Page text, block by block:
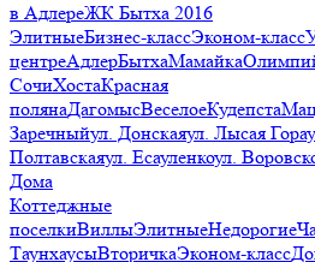
в АдлереЖК Бытха 2016
ЭлитныеБизнес-классЭконом-класс
центреАдлерБытхаМамайка
СочиХостаКрасная
полянаДагомысВеселоеКудепста
Заречныйул. Донскаяул. Лысая Гора
Полтавскаяул. Есауленкоул.
Дома
Коттеджные
поселкиВиллыЭлитныеНедорогие
ТаунхаусыВторичкаЭконом-класс